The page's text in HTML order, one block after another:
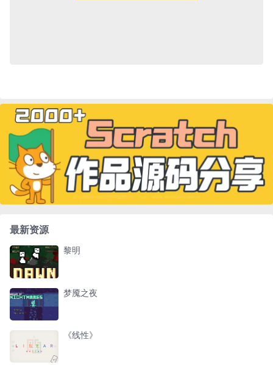
最新资源
黎明
梦魇之夜
《线性》